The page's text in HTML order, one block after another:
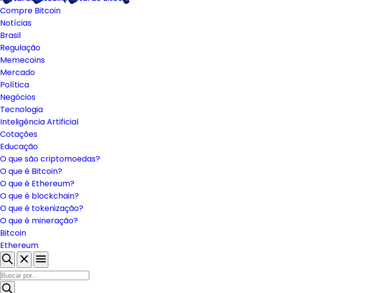
Portal do Bitcoin
Portal do Bitcoin
Compre Bitcoin
Notícias
Brasil
Regulação
Memecoins
Mercado
Política
Negócios
Tecnologia
Inteligência Artificial
Cotações
Educação
O que são criptomoedas?
O que é Bitcoin?
O que é Ethereum?
O que é blockchain?
O que é tokenização?
O que é mineração?
Bitcoin
Ethereum